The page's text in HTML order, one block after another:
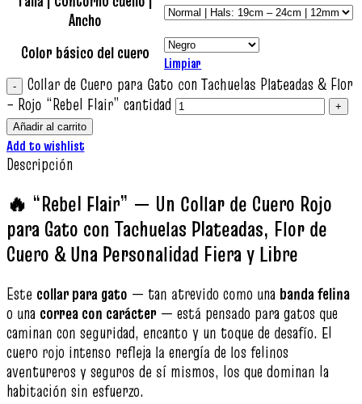
Ancho
Color básico del cuero
Limpiar
Collar de Cuero para Gato con Tachuelas Plateadas & Flor
– Rojo “Rebel Flair” cantidad
Añadir al carrito
Add to wishlist
Descripción
🔥 “Rebel Flair” — Un Collar de Cuero Rojo
para Gato con Tachuelas Plateadas, Flor de
Cuero & Una Personalidad Fiera y Libre
Este collar para gato — tan atrevido como una banda felina
o una correa con carácter — está pensado para gatos que
caminan con seguridad, encanto y un toque de desafío. El
cuero rojo intenso refleja la energía de los felinos
aventureros y seguros de sí mismos, los que dominan la
habitación sin esfuerzo.